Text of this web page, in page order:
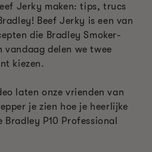
Jerky maken: tips, trucs
Beef Jerky is een van
die Bradley Smoker-
vandaag delen we twee
kiezen.
laten onze vrienden van
je zien hoe je heerlijke
P10 Professional